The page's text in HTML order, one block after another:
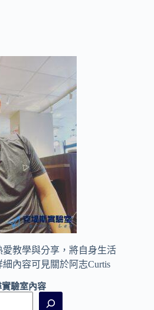
教學與分享，將自身生活
細內容可見關於阿志Curtis
驗室內容